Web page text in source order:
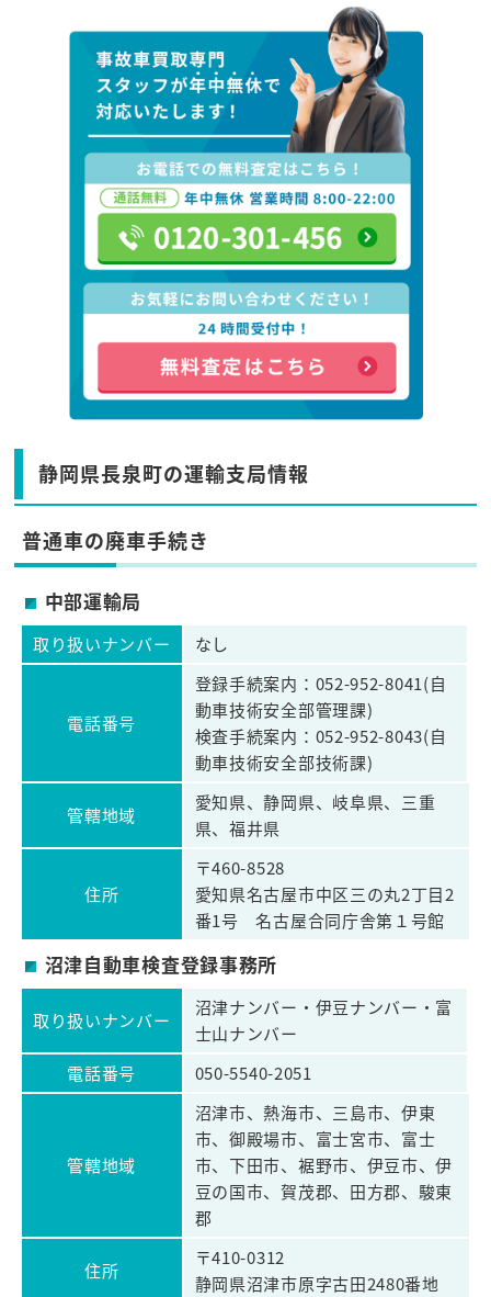
静岡県長泉町の運輸支局情報
普通車の廃車手続き
中部運輸局
取り扱いナンバー なし
電話番号
登録手続案内：052-952-8041(自
動車技術安全部管理課)
検査手続案内：052-952-8043(自
動車技術安全部技術課)
管轄地域
愛知県、静岡県、岐阜県、三重
県、福井県
住所
〒460-8528
愛知県名古屋市中区三の丸2丁目2
番1号 名古屋合同庁舎第１号館
沼津自動車検査登録事務所
取り扱いナンバー
沼津ナンバー・伊豆ナンバー・富
士山ナンバー
電話番号
050-5540-2051
管轄地域
沼津市、熱海市、三島市、伊東
市、御殿場市、富士宮市、富士
市、下田市、裾野市、伊豆市、伊
豆の国市、賀茂郡、田方郡、駿東
郡
住所
〒410-0312
静岡県沼津市原字古田2480番地